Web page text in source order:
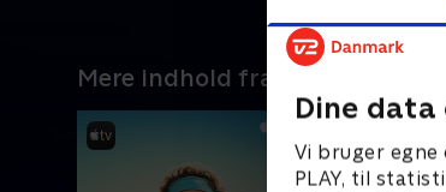
Dine data
Vi bruger
PLAY, til
Mere indhold fra Apple TV